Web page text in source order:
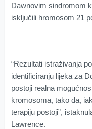
Dawnovim sindromom
isključili hromosom 21
“Rezultati istraživanja
identificiranju lijeka za
postoji realna
kromosoma, tako da,
terapiju postoji”,
Lawrence.